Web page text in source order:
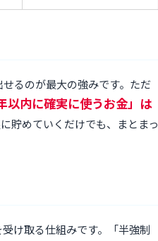
るのが最大の強みです。ただ
以内に確実に使うお金」は
貯めていくだけでも、まとまっ
け取る仕組みです。「半強制